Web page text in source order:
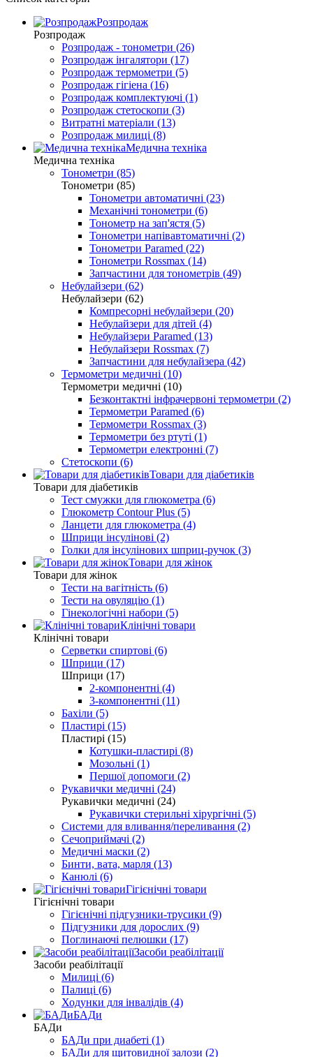
Розпродаж
Розпродаж
Розпродаж - тонометри (26)
Розпродаж інгалятори (17)
Розпродаж термометри (5)
Розпродаж гігіена (16)
Розпродаж комплектуючі (1)
Розпродаж стетоскопи (3)
Витратні матеріали (13)
Розпродаж милиці (8)
Медична техніка
Медична техніка
Тонометри (85)
Тонометри (85)
Тонометри автоматичні (23)
Механічні тонометри (6)
Тонометр на зап'ястя (5)
Тонометри напівавтоматичні (2)
Тонометри Paramed (22)
Тонометри Rossmax (14)
Запчастини для тонометрів (49)
Небулайзери (62)
Небулайзери (62)
Компресорні небулайзери (20)
Небулайзери для дітей (4)
Небулайзери Paramed (13)
Небулайзери Rossmax (7)
Запчастини для небулайзера (42)
Термометри медичні (10)
Термометри медичні (10)
Безконтактні інфрачервоні термометри (2)
Термометри Paramed (6)
Термометри Rossmax (3)
Термометри без ртуті (1)
Термометри електронні (7)
Стетоскопи (6)
Товари для діабетиків
Товари для діабетиків
Тест смужки для глюкометра (6)
Глюкометр Contour Plus (5)
Ланцети для глюкометра (4)
Шприци інсулінові (2)
Голки для інсулінових шприц-ручок (3)
Товари для жінок
Товари для жінок
Тести на вагітність (6)
Тести на овуляцію (1)
Гінекологічні набори (5)
Клінічні товари
Клінічні товари
Серветки спиртові (6)
Шприци (17)
Шприци (17)
2-компонентні (4)
3-компонентні (11)
Бахіли (5)
Пластирі (15)
Пластирі (15)
Котушки-пластирі (8)
Мозольні (1)
Першої допомоги (2)
Рукавички медичні (24)
Рукавички медичні (24)
Рукавички стерильні хірургічні (5)
Системи для вливання/переливання (2)
Сечоприймачі (2)
Медичні маски (2)
Бинти, вата, марля (13)
Канюлі (6)
Гігієнічні товари
Гігієнічні товари
Гігієнічні підгузники-трусики (9)
Підгузники для дорослих (9)
Поглинаючі пелюшки (17)
Засоби реабілітації
Засоби реабілітації
Милиці (6)
Палиці (6)
Ходунки для інвалідів (4)
БАДи
БАДи
БАДи при диабеті (1)
БАДи для щитовидної залози (2)